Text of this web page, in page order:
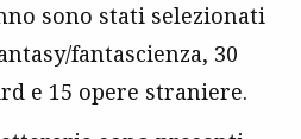
sono stati selezionati
fantascienza, 30
e 15 opere straniere.